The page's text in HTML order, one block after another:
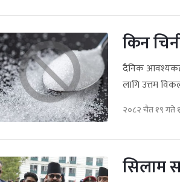
किन
दैनिक
लागि उत्तम
२०८२ चैत १९ गते
सिलाम